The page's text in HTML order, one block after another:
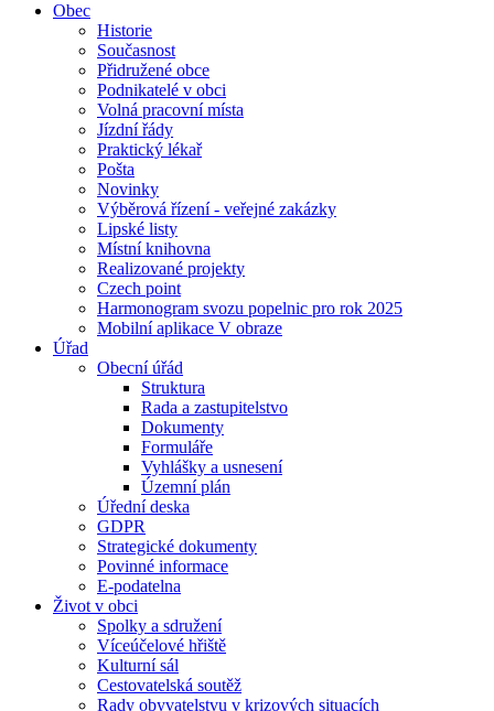
Obec
Historie
Současnost
Přidružené obce
Podnikatelé v obci
Volná pracovní místa
Jízdní řády
Praktický lékař
Pošta
Novinky
Výběrová řízení - veřejné zakázky
Lipské listy
Místní knihovna
Realizované projekty
Czech point
Harmonogram svozu popelnic pro rok 2025
Mobilní aplikace V obraze
Úřad
Obecní úřád
Struktura
Rada a zastupitelstvo
Dokumenty
Formuláře
Vyhlášky a usnesení
Územní plán
Úřední deska
GDPR
Strategické dokumenty
Povinné informace
E-podatelna
Život v obci
Spolky a sdružení
Víceúčelové hřiště
Kulturní sál
Cestovatelská soutěž
Rady obyvatelstvu v krizových situacích